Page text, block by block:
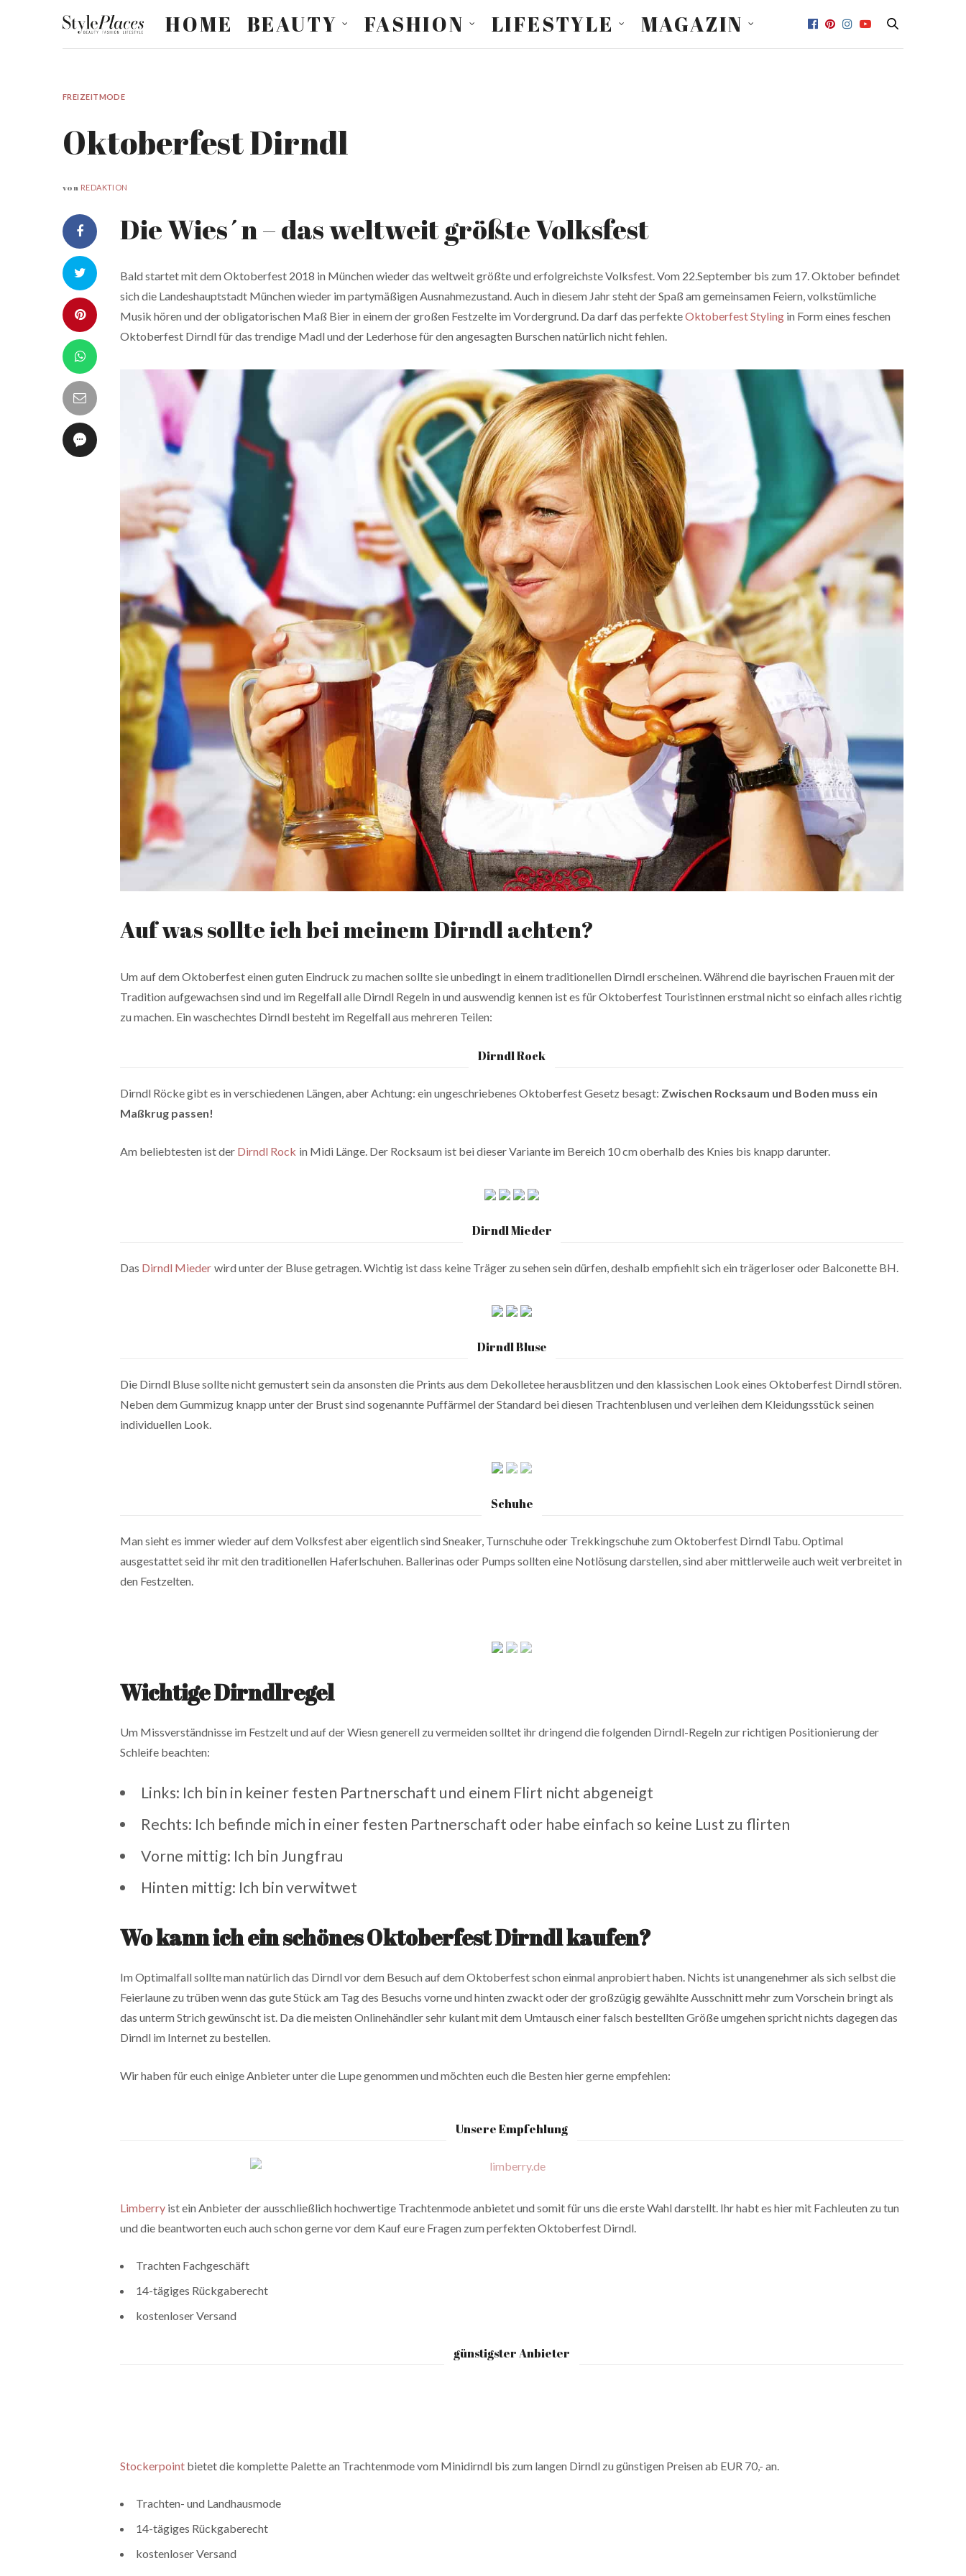
HOME BEAUTY FASHION LIFESTYLE MAGAZIN
FREIZEITMODE
Oktoberfest Dirndl
von REDAKTION
Die Wies´n – das weltweit größte Volksfest
Bald startet mit dem Oktoberfest 2018 in München wieder das weltweit größte und erfolgreichste Volksfest. Vom 22.September bis zum 17. Oktober befindet
sich die Landeshauptstadt München wieder im partymäßigen Ausnahmezustand. Auch in diesem Jahr steht der Spaß am gemeinsamen Feiern, volkstümliche
Musik hören und der obligatorischen Maß Bier in einem der großen Festzelte im Vordergrund. Da darf das perfekteOktoberfest Styling in Form eines feschen
Oktoberfest Dirndl für das trendige Madl und der Lederhose für den angesagten Burschen natürlich nicht fehlen.
Auf was sollte ich bei meinem Dirndl achten?
Um auf dem Oktoberfest einen guten Eindruck zu machen sollte sie unbedingt in einem traditionellen Dirndl erscheinen. Während die bayrischen Frauen mit der
Tradition aufgewachsen sind und im Regelfall alle Dirndl Regeln in und auswendig kennen ist es für Oktoberfest Touristinnen erstmal nicht so einfach alles richtig
zu machen. Ein waschechtes Dirndl besteht im Regelfall aus mehreren Teilen:
Dirndl Rock
Dirndl Röcke gibt es in verschiedenen Längen, aber Achtung: ein ungeschriebenes Oktoberfest Gesetz besagt: Zwischen Rocksaum und Boden muss ein
Maßkrug passen!
Am beliebtesten ist der Dirndl Rock in Midi Länge. Der Rocksaum ist bei dieser Variante im Bereich 10 cm oberhalb des Knies bis knapp darunter.
Dirndl Mieder
Das Dirndl Mieder wird unter der Bluse getragen. Wichtig ist dass keine Träger zu sehen sein dürfen, deshalb empfiehlt sich ein trägerloser oder Balconette BH.
Dirndl Bluse
Die Dirndl Bluse sollte nicht gemustert sein da ansonsten die Prints aus dem Dekolletee herausblitzen und den klassischen Look eines Oktoberfest Dirndl stören.
Neben dem Gummizug knapp unter der Brust sind sogenannte Puffärmel der Standard bei diesen Trachtenblusen und verleihen dem Kleidungsstück seinen
individuellen Look.
Schuhe
Man sieht es immer wieder auf dem Volksfest aber eigentlich sind Sneaker, Turnschuhe oder Trekkingschuhe zum Oktoberfest Dirndl Tabu. Optimal
ausgestattet seid ihr mit den traditionellen Haferlschuhen. Ballerinas oder Pumps sollten eine Notlösung darstellen, sind aber mittlerweile auch weit verbreitet in
den Festzelten.
Wichtige Dirndlregel
Um Missverständnisse im Festzelt und auf der Wiesn generell zu vermeiden solltet ihr dringend die folgenden Dirndl-Regeln zur richtigen Positionierung der
Schleife beachten:
Links: Ich bin in keiner festen Partnerschaft und einem Flirt nicht abgeneigt
Rechts: Ich befinde mich in einer festen Partnerschaft oder habe einfach so keine Lust zu flirten
Vorne mittig: Ich bin Jungfrau
Hinten mittig: Ich bin verwitwet
Wo kann ich ein schönes Oktoberfest Dirndl kaufen?
Im Optimalfall sollte man natürlich das Dirndl vor dem Besuch auf dem Oktoberfest schon einmal anprobiert haben. Nichts ist unangenehmer als sich selbst die
Feierlaune zu trüben wenn das gute Stück am Tag des Besuchs vorne und hinten zwackt oder der großzügig gewählte Ausschnitt mehr zum Vorschein bringt als
das unterm Strich gewünscht ist. Da die meisten Onlinehändler sehr kulant mit dem Umtausch einer falsch bestellten Größe umgehen spricht nichts dagegen das
Dirndl im Internet zu bestellen.
Wir haben für euch einige Anbieter unter die Lupe genommen und möchten euch die Besten hier gerne empfehlen:
Unsere Empfehlung
Limberry ist ein Anbieter der ausschließlich hochwertige Trachtenmode anbietet und somit für uns die erste Wahl darstellt. Ihr habt es hier mit Fachleuten zu tun
und die beantworten euch auch schon gerne vor dem Kauf eure Fragen zum perfekten Oktoberfest Dirndl.
Trachten Fachgeschäft
14-tägiges Rückgaberecht
kostenloser Versand
günstigster Anbieter
Stockerpoint bietet die komplette Palette an Trachtenmode vom Minidirndl bis zum langen Dirndl zu günstigen Preisen ab EUR 70,- an.
Trachten- und Landhausmode
14-tägiges Rückgaberecht
kostenloser Versand